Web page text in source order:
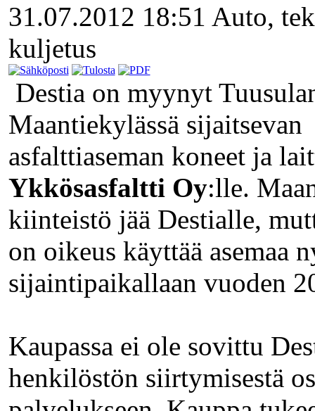
31.07.2012 18:51 Auto,
kuljetus
Destia on myynyt
Maantiekylässä sijaitsevan
asfalttiaseman koneet ja
Ykkösasfaltti Oy:lle.
kiinteistö jää Destialle,
on oikeus käyttää asemaa
sijaintipaikallaan vuoden
Kaupassa ei ole sovittu
henkilöstön siirtymisestä